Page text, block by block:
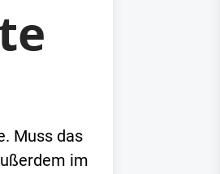
Muss das
im